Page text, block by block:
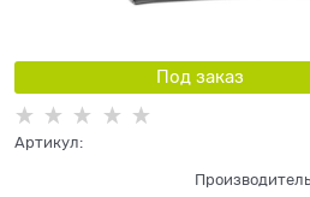
Под заказ
Артикул: